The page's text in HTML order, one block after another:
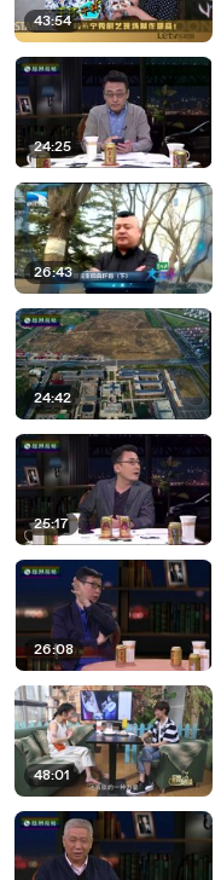
43:54
24:25
26:43
24:42
25:17
26:08
48:01